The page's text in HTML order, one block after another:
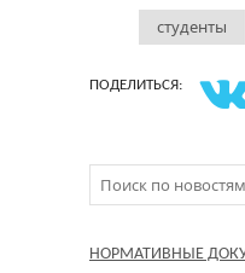
студенты
ПОДЕЛИТЬСЯ:
НОРМАТИВНЫЕ